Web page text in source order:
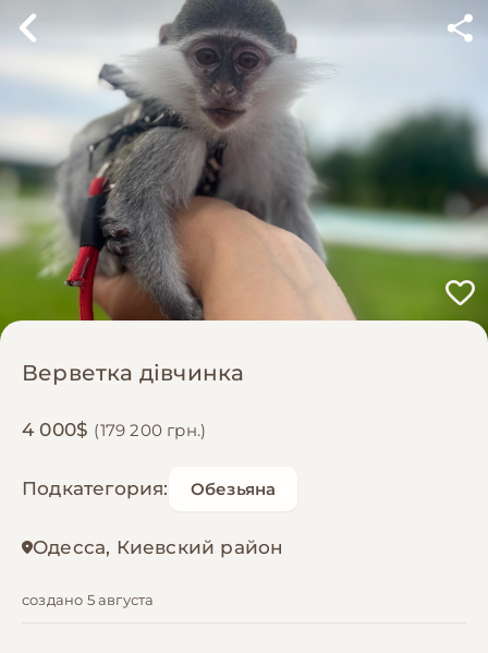
Верветка дівчинка
4 000$ (179 200 грн.)
Подкатегория: Обезьяна
Одесса, Киевский район
создано 5 августа